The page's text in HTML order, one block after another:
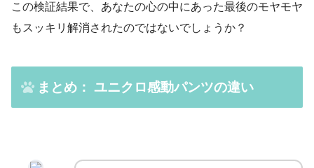
この検証結果で、あなたの心の中にあった最後のモヤモヤ
もスッキリ解消されたのではないでしょうか？
まとめ： ユニクロ感動パンツの違い